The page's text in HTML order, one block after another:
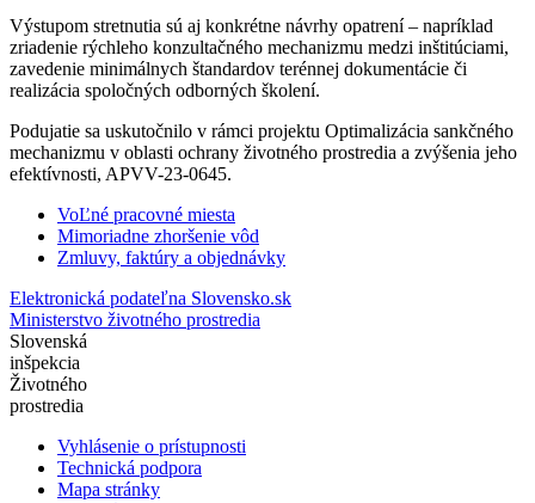
Výstupom stretnutia sú aj konkrétne návrhy opatrení – napríklad
zriadenie rýchleho konzultačného mechanizmu medzi inštitúciami,
zavedenie minimálnych štandardov terénnej dokumentácie či
realizácia spoločných odborných školení.
Podujatie sa uskutočnilo v rámci projektu Optimalizácia sankčného
mechanizmu v oblasti ochrany životného prostredia a zvýšenia jeho
efektívnosti, APVV-23-0645.
VoĽné pracovné miesta
Mimoriadne zhoršenie vôd
Zmluvy, faktúry a objednávky
Elektronická podateľna Slovensko.sk
Ministerstvo životného prostredia
Slovenská
inšpekcia
Životného
prostredia
Vyhlásenie o prístupnosti
Technická podpora
Mapa stránky